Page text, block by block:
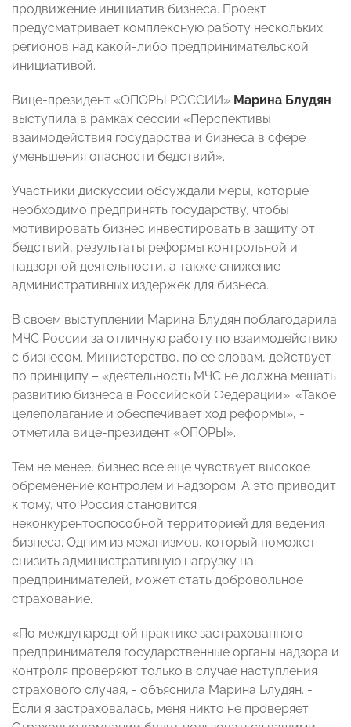
продвижение инициатив бизнеса. Проект
предусматривает комплексную работу нескольких
регионов над какой-либо предпринимательской
инициативой.
Вице-президент «ОПОРЫ РОССИИ» Марина Блудян
выступила в рамках сессии «Перспективы
взаимодействия государства и бизнеса в сфере
уменьшения опасности бедствий».
Участники дискуссии обсуждали меры, которые
необходимо предпринять государству, чтобы
мотивировать бизнес инвестировать в защиту от
бедствий, результаты реформы контрольной и
надзорной деятельности, а также снижение
административных издержек для бизнеса.
В своем выступлении Марина Блудян поблагодарила
МЧС России за отличную работу по взаимодействию
с бизнесом. Министерство, по ее словам, действует
по принципу – «деятельность МЧС не должна мешать
развитию бизнеса в Российской Федерации». «Такое
целеполагание и обеспечивает ход реформы», -
отметила вице-президент «ОПОРЫ».
Тем не менее, бизнес все еще чувствует высокое
обременение контролем и надзором. А это приводит
к тому, что Россия становится
неконкурентоспособной территорией для ведения
бизнеса. Одним из механизмов, который поможет
снизить административную нагрузку на
предпринимателей, может стать добровольное
страхование.
«По международной практике застрахованного
предпринимателя государственные органы надзора и
контроля проверяют только в случае наступления
страхового случая, - объяснила Марина Блудян. -
Если я застраховалась, меня никто не проверяет.